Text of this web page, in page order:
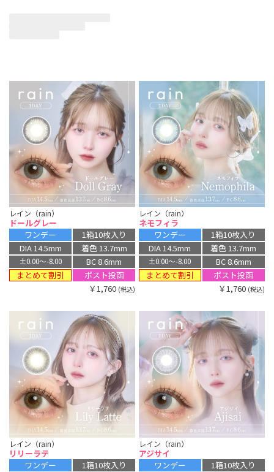
レイン（rain）
ドールグレー
ワンデー
1箱10枚入り
DIA 14.5mm
着色 13.7mm
±0.00〜-8.00
BC 8.6mm
まとめて割引
ポスト投函
￥1,760 (税込)
レイン（rain）
ネモフィラ
ワンデー
1箱10枚入り
DIA 14.5mm
着色 13.7mm
±0.00〜-8.00
BC 8.6mm
まとめて割引
ポスト投函
￥1,760 (税込)
レイン（rain）
リリーラテ
ワンデー
1箱10枚入り
レイン（rain）
アジサイ
ワンデー
1箱10枚入り